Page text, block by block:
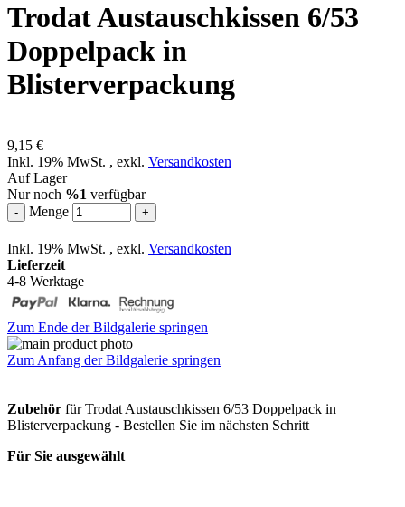
Trodat Austauschkissen 6/53
Doppelpack in
Blisterverpackung
9,15 €
Inkl. 19% MwSt. , exkl. Versandkosten
Auf Lager
Nur noch %1 verfügbar
- Menge +
Inkl. 19% MwSt. , exkl. Versandkosten
Lieferzeit
4-8 Werktage
Zum Ende der Bildgalerie springen
Zum Anfang der Bildgalerie springen
Zubehör für Trodat Austauschkissen 6/53 Doppelpack in
Blisterverpackung - Bestellen Sie im nächsten Schritt
Für Sie ausgewählt